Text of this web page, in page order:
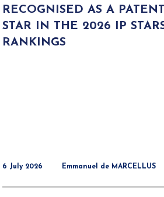
RECOGNISED AS A PATENT
STAR IN THE 2026 IP
RANKINGS
6 July 2026 Emmanuel de MARCELLUS